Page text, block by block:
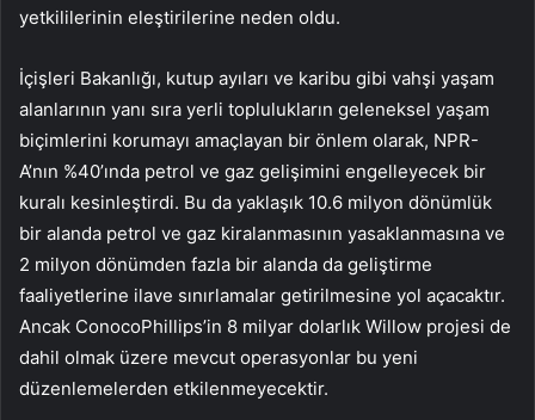
yetkililerinin eleştirilerine neden oldu.
İçişleri Bakanlığı, kutup ayıları ve karibu gibi vahşi yaşam
alanlarının yanı sıra yerli toplulukların geleneksel yaşam
biçimlerini korumayı amaçlayan bir önlem olarak, NPR-
A’nın %40’ında petrol ve gaz gelişimini engelleyecek bir
kuralı kesinleştirdi. Bu da yaklaşık 10.6 milyon dönümlük
bir alanda petrol ve gaz kiralanmasının yasaklanmasına ve
2 milyon dönümden fazla bir alanda da geliştirme
faaliyetlerine ilave sınırlamalar getirilmesine yol açacaktır.
Ancak ConocoPhillips’in 8 milyar dolarlık Willow projesi de
dahil olmak üzere mevcut operasyonlar bu yeni
düzenlemelerden etkilenmeyecektir.